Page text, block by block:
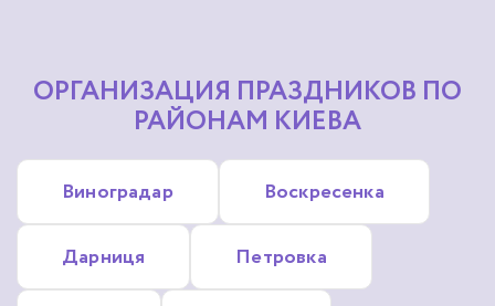
Софиевская Борщаговка
Крюковщина
Новые Петровцы
ОРГАНИЗАЦИЯ ПРАЗДНИКОВ ПО
РАЙОНАМ КИЕВА
Виноградар Воскресенка
Дарниця Петровка